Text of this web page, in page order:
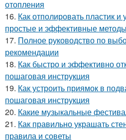
отопления
16. Как отполировать пластик
простые и эффективные методы
17. Полное руководство по
рекомендации
18. Как быстро и эффективно
пошаговая инструкция
19. Как устроить приямок в
пошаговая инструкция
20. Какие музыкальные
21. Как правильно украшать
правила и советы